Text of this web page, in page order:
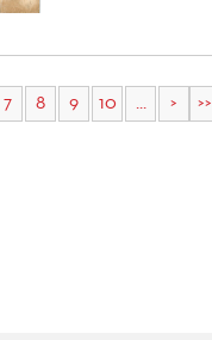
7 8 9 10 ... > >>